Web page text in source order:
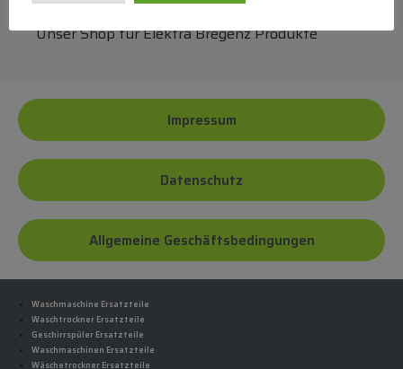
Unser Shop für Elektra Bregenz Produkte
Impressum
Datenschutz
Allgemeine Geschäftsbedingungen
Waschmaschine Ersatzteile
Waschtrockner Ersatzteile
Geschirrspüler Ersatzteile
Waschmaschinen Ersatzteile
Wäschetrockner Ersatzteile